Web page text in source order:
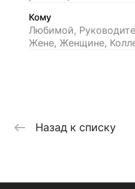
Кому
Любимой,
Жене, Женщине,
Назад к списку